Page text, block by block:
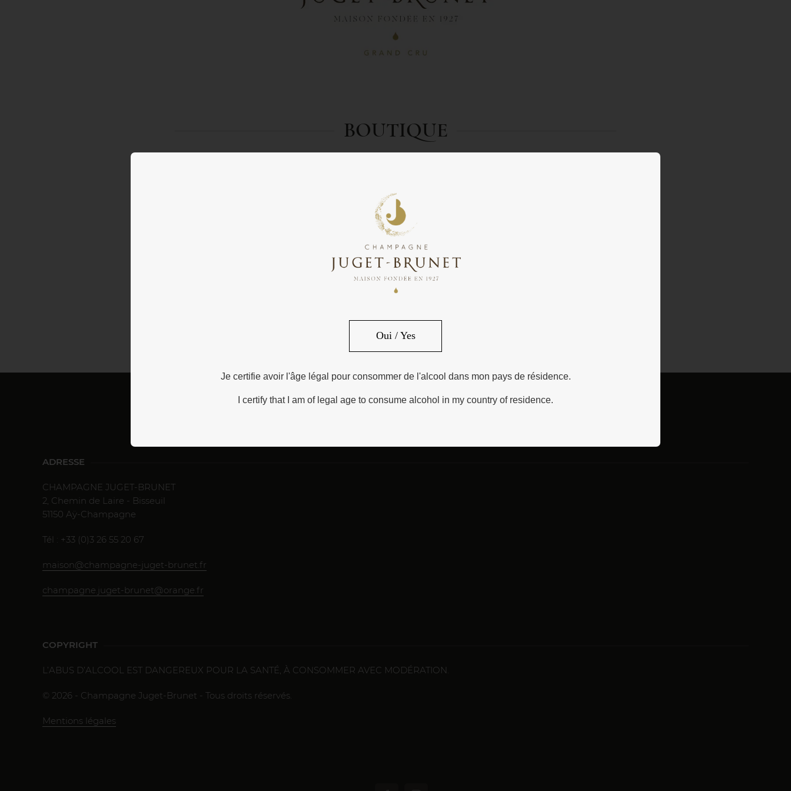
BOUTIQUE
Boutique en ligne
Payer ma facture
ADRESSE
CHAMPAGNE JUGET-BRUNET
2, Chemin de Laire - Bisseuil
51150 Aÿ-Champagne
Tél : +33 (0)3 26 55 20 67
maison@champagne-juget-brunet.fr
champagne.juget-brunet@orange.fr
COPYRIGHT
L’ABUS D’ALCOOL EST DANGEREUX POUR LA SANTÉ, À CONSOMMER AVEC MODÉRATION.
© 2026 - Champagne Juget-Brunet - Tous droits réservés.
Mentions légales
Oui / Yes
Je certifie avoir l'âge légal pour consommer de l'alcool dans mon pays de résidence.
I certify that I am of legal age to consume alcohol in my country of residence.